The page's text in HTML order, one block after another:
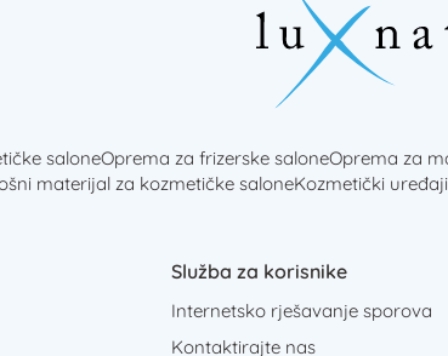
saloneOprema za frizerske saloneOprema za
materijal za kozmetičke saloneKozmetički uređaji
Služba za korisnike
Internetsko rješavanje sporova
Kontaktirajte nas